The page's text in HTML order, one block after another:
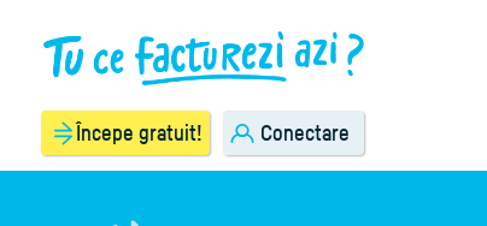
Începe gratuit! Conectare